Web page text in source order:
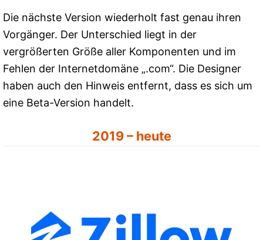
Die nächste Version wiederholt fast genau ihren
Vorgänger. Der Unterschied liegt in der
vergrößerten Größe aller Komponenten und im
Fehlen der Internetdomäne „.com“. Die Designer
haben auch den Hinweis entfernt, dass es sich um
eine Beta-Version handelt.
2019 – heute